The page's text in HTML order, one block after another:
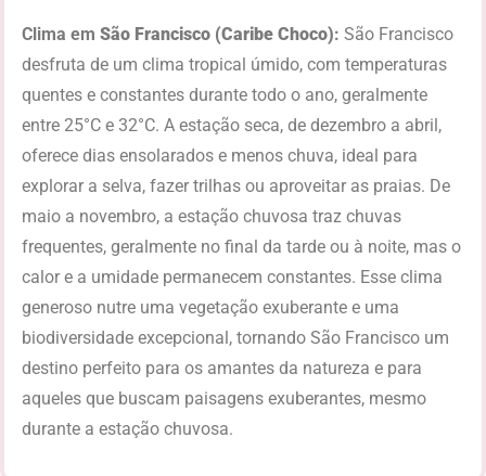
Clima em São Francisco (Caribe Choco): São Francisco
desfruta de um clima tropical úmido, com temperaturas
quentes e constantes durante todo o ano, geralmente
entre 25°C e 32°C. A estação seca, de dezembro a abril,
oferece dias ensolarados e menos chuva, ideal para
explorar a selva, fazer trilhas ou aproveitar as praias. De
maio a novembro, a estação chuvosa traz chuvas
frequentes, geralmente no final da tarde ou à noite, mas o
calor e a umidade permanecem constantes. Esse clima
generoso nutre uma vegetação exuberante e uma
biodiversidade excepcional, tornando São Francisco um
destino perfeito para os amantes da natureza e para
aqueles que buscam paisagens exuberantes, mesmo
durante a estação chuvosa.